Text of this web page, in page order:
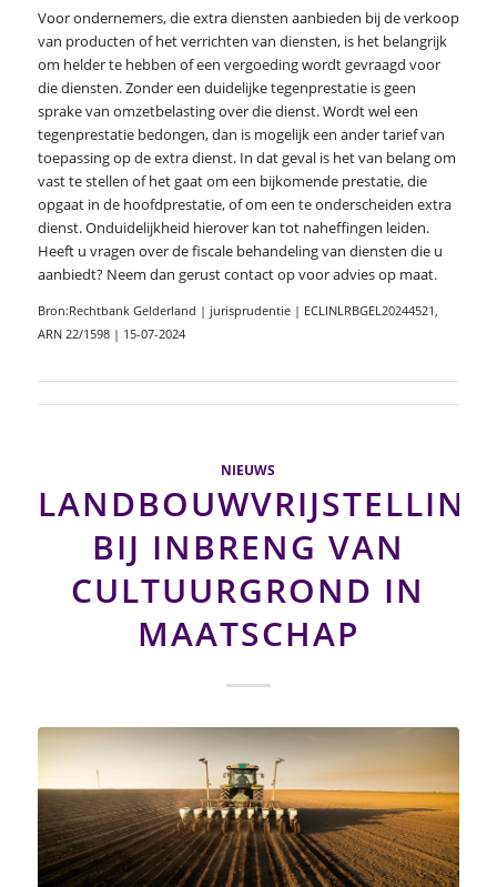
Voor ondernemers, die extra diensten aanbieden bij de verkoop
van producten of het verrichten van diensten, is het belangrijk
om helder te hebben of een vergoeding wordt gevraagd voor
die diensten. Zonder een duidelijke tegenprestatie is geen
sprake van omzetbelasting over die dienst. Wordt wel een
tegenprestatie bedongen, dan is mogelijk een ander tarief van
toepassing op de extra dienst. In dat geval is het van belang om
vast te stellen of het gaat om een bijkomende prestatie, die
opgaat in de hoofdprestatie, of om een te onderscheiden extra
dienst. Onduidelijkheid hierover kan tot naheffingen leiden.
Heeft u vragen over de fiscale behandeling van diensten die u
aanbiedt? Neem dan gerust contact op voor advies op maat.
Bron:Rechtbank Gelderland | jurisprudentie | ECLINLRBGEL20244521,
ARN 22/1598 | 15-07-2024
NIEUWS
LANDBOUWVRIJSTELLING
BIJ INBRENG VAN
CULTUURGROND IN
MAATSCHAP